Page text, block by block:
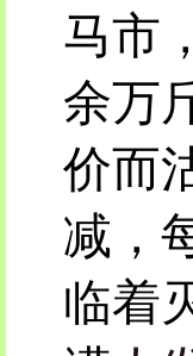
马市
余万
价而
减，
临着